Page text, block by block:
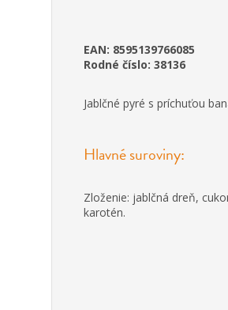
EAN: 8595139766085
Rodné číslo: 38136
Jablčné pyré s príchuťou
Hlavné suroviny:
Zloženie: jablčná dreň,
karotén.